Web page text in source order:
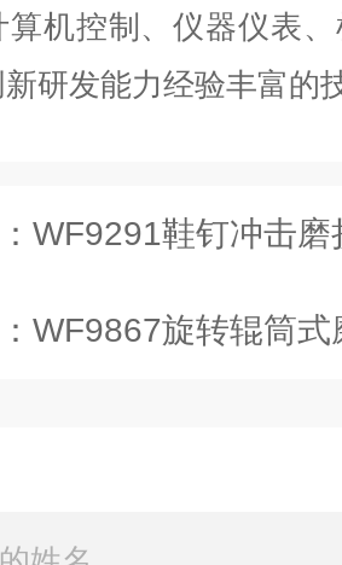
算机控制、仪器仪表
研发能力经验丰富的
WF9291鞋钉冲击磨
WF9867旋转辊筒式